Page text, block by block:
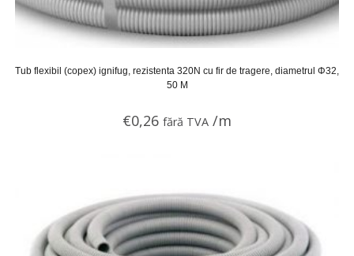
Tub flexibil (copex) ignifug, rezistenta 320N cu fir de tragere, diametrul Φ32,
50 M
€0,26 fără TVA /m